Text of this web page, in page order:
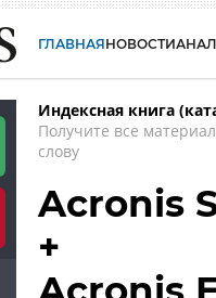
ГЛАВНАЯНОВОСТИ
Индексная книга
Получите все
слову
Acronis
+